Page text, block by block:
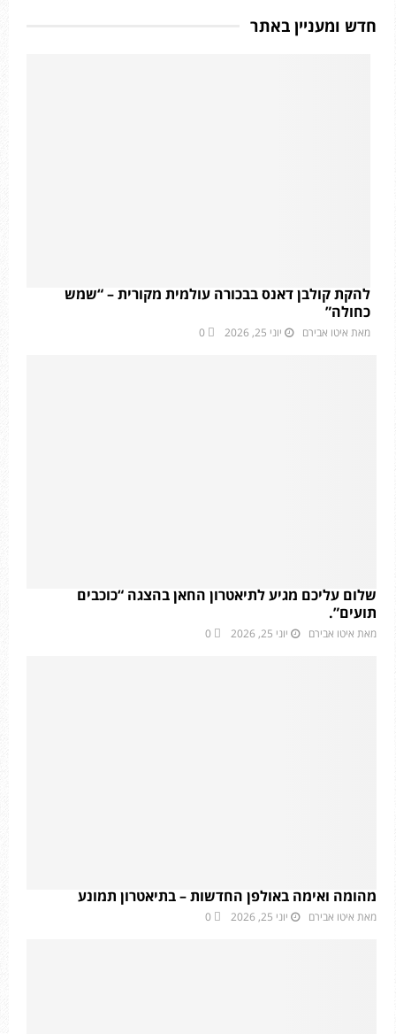
חדש ומעניין באתר
להקת קולבן דאנס בבכורה עולמית מקורית – “שמש
כחולה”
מאת איטו אבירם יוני 25, 2026 0
שלום עליכם מגיע לתיאטרון החאן בהצגה “כוכבים
תועים”.
מאת איטו אבירם יוני 25, 2026 0
מהומה ואימה באולפן החדשות – בתיאטרון תמונע
מאת איטו אבירם יוני 25, 2026 0